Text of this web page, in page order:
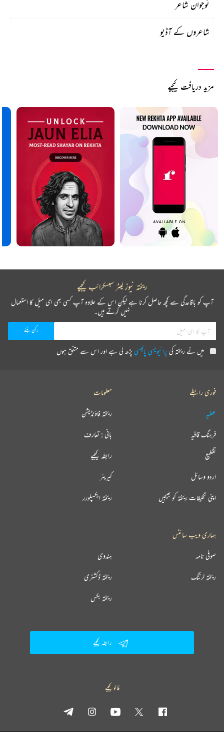
نوجوان شاعر
شاعروں کے آڈیو
مزید دریافت کیجیے
ریختہ نیوز لیٹر سبسکرائب کیجیے
آپ کو باقاعدگی سے کچھ حاصل کرنا ہے لیکن اس کے علاوہ آپ کسی بھی ای میل کا استعمال
نہیں کرتے ہیں۔
میں نے ریختہ کیپرائیویسی پالیسیپڑھ لی ہے اور اس سے متفق ہوں
فوری رابطے
عطیہ
فرہنگ قافیہ
تقطیع
اردو وسائل
اپنی تخلیقات ریختہ کو بھیجیں
معلومات
ریختہ فاؤنڈیشن
بانی : تعارف
رابطہ کیجیے
کیریئر
ریختہ ایکسپلورر
ہماری ویب سائٹس
ہندوی صوفی نامہ
ریختہ ڈکشنری ریختہ لرننگ
ریختہ بکس
رابطہ کیجیے
فالو کیجیے